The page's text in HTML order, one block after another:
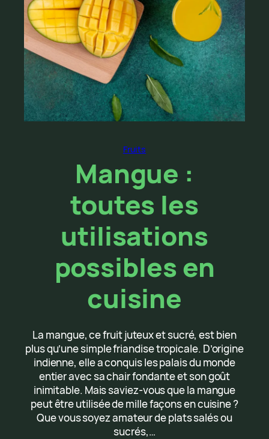
Fruits
Mangue :
toutes les
utilisations
possibles en
cuisine
La mangue, ce fruit juteux et sucré, est bien
plus qu’une simple friandise tropicale. D’origine
indienne, elle a conquis les palais du monde
entier avec sa chair fondante et son goût
inimitable. Mais saviez-vous que la mangue
peut être utilisée de mille façons en cuisine ?
Que vous soyez amateur de plats salés ou
sucrés,…